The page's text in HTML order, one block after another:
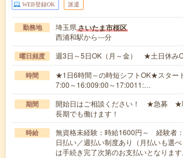
WEB登録OK 派遣
勤務地 埼玉県さいたま市桜区
西浦和駅から---分
曜日頻度 週3日～5日OK（月～金） ★土日休み
時間
★1日6時間～の時短シフトOK★スター
7:00～16:009:00～17:0011:…
期間
開始日はご相談ください！ ★急募 ★
長期でも働けます！
時給
無資格未経験：時給1600円～ 経験
日払い／週払い制度あり（月払いも選
は手続き完了次第のお支払いとなります